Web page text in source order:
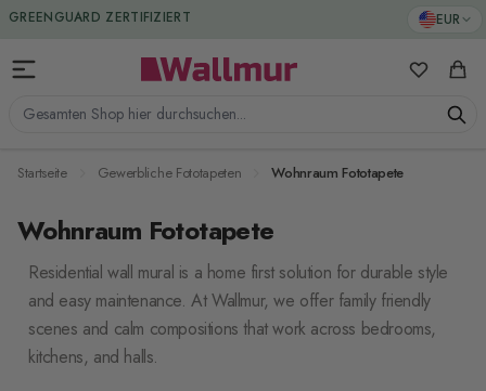
Zum Inhalt springen EUR
Gesamten Shop hier durchsuchen...
Meine
GREENGUARD ZERTIFIZIERT
Startseite Gewerbliche Fototapeten Wohnraum Fototapete
Wohnraum Fototapete
Residential wall mural is a home first solution for durable style
and easy maintenance. At Wallmur, we offer family friendly
scenes and calm compositions that work across bedrooms,
kitchens, and halls.